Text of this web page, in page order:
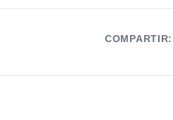
COMPARTIR: